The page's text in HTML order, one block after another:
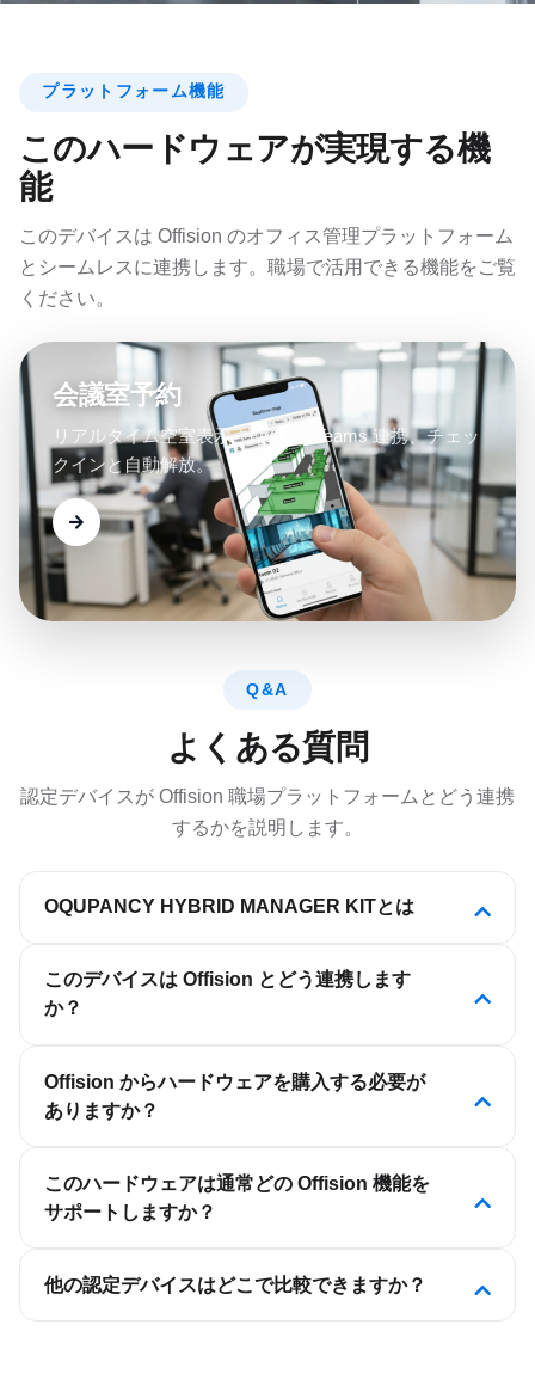
プラットフォーム機能
このハードウェアが実現する機
能
このデバイスは Offision のオフィス管理プラットフォーム
とシームレスに連携します。職場で活用できる機能をご覧
ください。
会議室予約
リアルタイム空室表示、Outlook/Teams 連携、チェッ
クインと自動解放。
Q&A
よくある質問
認定デバイスが Offision 職場プラットフォームとどう連携
するかを説明します。
OQUPANCY HYBRID MANAGER KITとは
天井に取り付けることができ、LED がステータスの
選択された色表現を表示します。
このデバイスは Offision とどう連携します
か？
ムです。この認定デバイスは Offision に接続され、
会議室・デスク・来客・サイネージの体験をカレン
ールアプリではありません。
Offision からハードウェアを購入する必要が
ありますか？
ません。Crestron、Qbic、Neat、IAdea などのパー
トナー製品を導入し、Offision テナントに接続でき
このハードウェアは通常どの Offision 機能を
サポートしますか？
予約、デスク表示はホットデスク、キオスクは来客
他の認定デバイスはどこで比較できますか？